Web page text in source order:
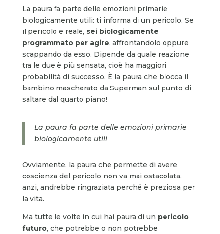
La paura fa parte delle emozioni primarie
biologicamente utili: ti informa di un pericolo. Se
il pericolo è reale, sei biologicamente
programmato per agire, affrontandolo oppure
scappando da esso. Dipende da quale reazione
tra le due è più sensata, cioè ha maggiori
probabilità di successo. È la paura che blocca il
bambino mascherato da Superman sul punto di
saltare dal quarto piano!
La paura fa parte delle emozioni primarie
biologicamente utili
Ovviamente, la paura che permette di avere
coscienza del pericolo non va mai ostacolata,
anzi, andrebbe ringraziata perché è preziosa per
la vita.
Ma tutte le volte in cui hai paura di un pericolo
futuro, che potrebbe o non potrebbe